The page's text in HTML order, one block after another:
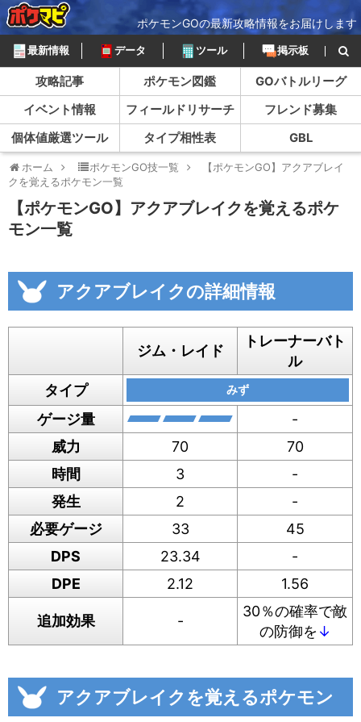
ポケモンGOの最新攻略情報をお届けします
最新情報 データ ツール 掲示板
攻略記事 ポケモン図鑑
GOバトルリーグ
イベント情報
フィールドリサーチ
フレンド募集
個体値厳選ツール
タイプ相性表 GBL
ホーム ポケモンGO技一覧
【ポケモンGO】アクアブレイ
クを覚えるポケモン一覧
【ポケモンGO】アクアブレイクを覚えるポケ
モン一覧
アクアブレイクの詳細情報
ジム・レイド
トレーナーバト
ル
タイプ
みず
ゲージ量
-
威力
70
70
時間
3
-
発生
2
-
必要ゲージ
33
45
DPS
23.34
-
DPE
2.12 1.56
追加効果 -
30％の確率で敵
の防御を ↓
アクアブレイクを覚えるポケモン